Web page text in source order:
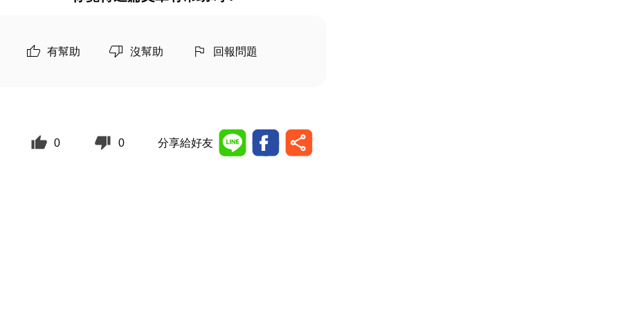
有幫助 沒幫助 回報問題
0 0 分享給好友